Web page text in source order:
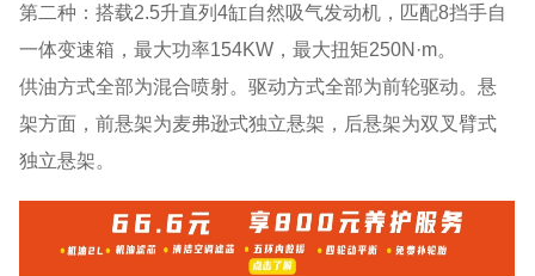
第二种：搭载2.5升直列4缸自然吸气发动机，匹配8挡手自
一体变速箱，最大功率154KW，最大扭矩250N·m。
供油方式全部为混合喷射。驱动方式全部为前轮驱动。悬
架方面，前悬架为麦弗逊式独立悬架，后悬架为双叉臂式
独立悬架。